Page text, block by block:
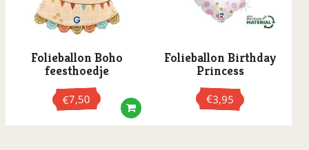
Folieballon Boho
feesthoedje
€7,50
Folieballon Birthday
Princess
€3,95